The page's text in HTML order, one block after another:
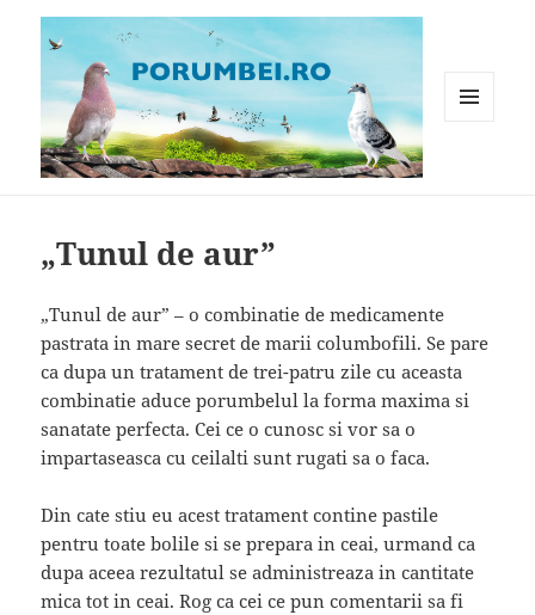
„Tunul de aur”
„Tunul de aur” – o combinatie de medicamente
pastrata in mare secret de marii columbofili. Se pare
ca dupa un tratament de trei-patru zile cu aceasta
combinatie aduce porumbelul la forma maxima si
sanatate perfecta. Cei ce o cunosc si vor sa o
impartaseasca cu ceilalti sunt rugati sa o faca.
Din cate stiu eu acest tratament contine pastile
pentru toate bolile si se prepara in ceai, urmand ca
dupa aceea rezultatul se administreaza in cantitate
mica tot in ceai. Rog ca cei ce pun comentarii sa fi